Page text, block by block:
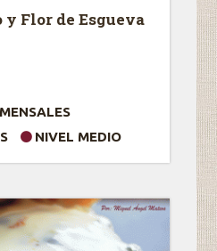
y Flor de Esgueva
NIVEL MEDIO